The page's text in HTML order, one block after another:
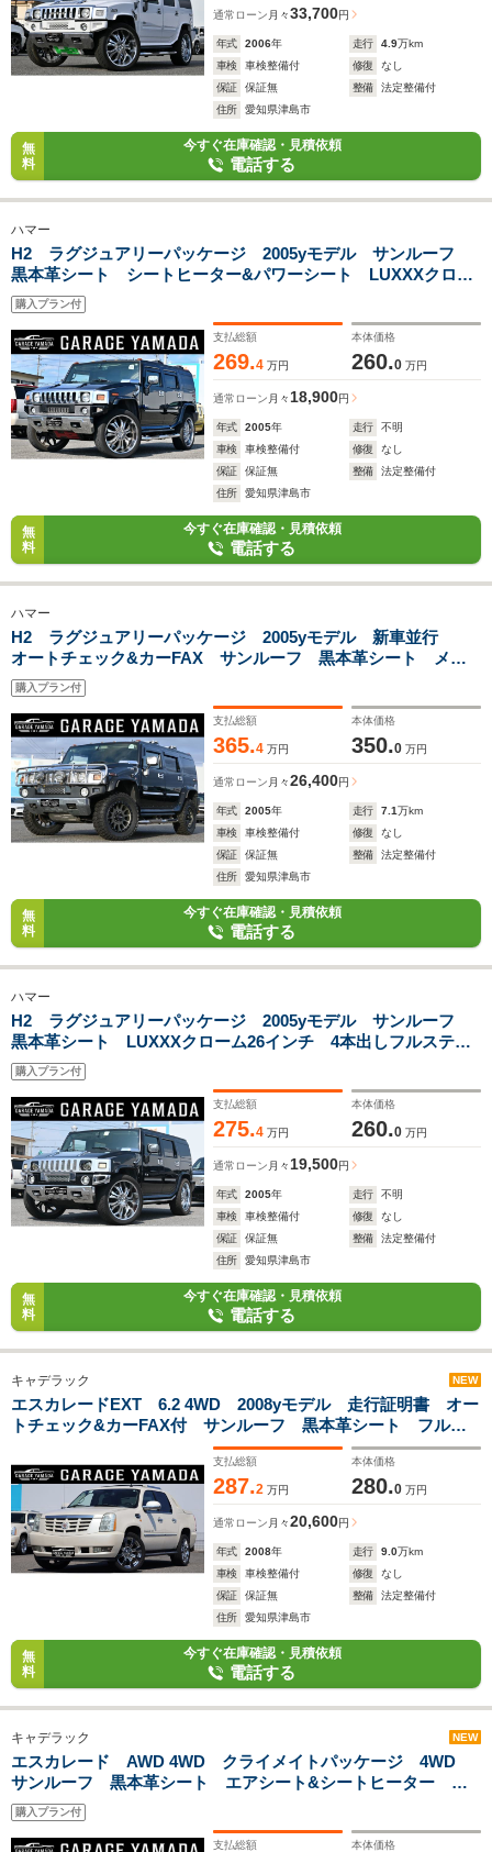
通常ローン 月々33,700円
年式 2006年 走行 4.9万km
車検
車検整備付 修復
なし
保証
保証無 整備
法定整備付
住所
愛知県津島市
無
料
今すぐ在庫確認・見積依頼
電話する
ハマー
H2 ラグジュアリーパッケージ 2005yモデル サンルーフ
黒本革シート シートヒーター&パワーシート LUXXXクロー
ム26インチホイール フローティングナビTV Bluetoothオー
ディオ バックカメラ キーレス
購入プラン付
支払総額
269.4 万円
本体価格
260.0 万円
通常ローン 月々 18,900円
年式 2005年 走行
不明
車検
車検整備付 修復
なし
保証
保証無 整備
法定整備付
住所
愛知県津島市
無
料
今すぐ在庫確認・見積依頼
電話する
ハマー
H2 ラグジュアリーパッケージ 2005yモデル 新車並行
オートチェック&カーFAX サンルーフ 黒本革シート メソ
ッド20インチAW新品 35x12.50R20マッドタイヤ新品 ポケッ
トスタイルオーバーフェンダー
購入プラン付
支払総額
365.4 万円
本体価格
350.0 万円
通常ローン 月々26,400円
年式 2005年 走行 7.1万km
車検
車検整備付 修復
なし
保証
保証無 整備
法定整備付
住所
愛知県津島市
無
料
今すぐ在庫確認・見積依頼
電話する
ハマー
H2 ラグジュアリーパッケージ 2005yモデル サンルーフ
黒本革シート LUXXXクローム26インチ 4本出しフルステン
レスマフラー 4WD フローティングディスプレイオーディ
オ BOSEサウンド ETC Bluetooth
購入プラン付
支払総額
275.4 万円
本体価格
260.0 万円
通常ローン 月々 19,500円
年式 2005年 走行
不明
車検
車検整備付 修復
なし
保証
保証無 整備
法定整備付
住所
愛知県津島市
無
料
今すぐ在庫確認・見積依頼
電話する
キャデラック NEW
エスカレードEXT 6.2 4WD 2008yモデル 走行証明書 オー
トチェック&カーFAX付 サンルーフ 黒本革シート フルセ
グTVナビ Bluetoothオーディオ ETC エアシート&シート
ヒーター ステアリングヒーター
支払総額
287.2 万円
本体価格
280.0 万円
通常ローン 月々20,600円
年式 2008年 走行 9.0万km
車検
車検整備付 修復
なし
保証
保証無 整備
法定整備付
住所
愛知県津島市
無
料
今すぐ在庫確認・見積依頼
電話する
キャデラック NEW
エスカレード AWD 4WD クライメイトパッケージ 4WD
サンルーフ 黒本革シート エアシート&シートヒーター フ
ルセグTVナビ LEXANI26インチAW CROSS4本出しマフラ
ー セカンドパワーリリース F.S.Rカメラ
購入プラン付
支払総額 本体価格